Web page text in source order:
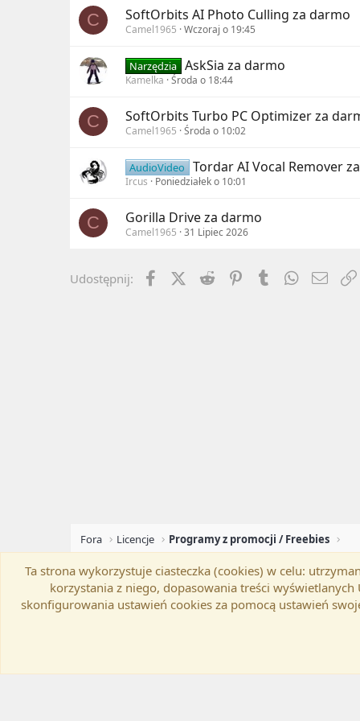
C SoftOrbits AI Photo Culling za darmo
Camel1965 Wczoraj o 19:45
Narzędzia AskSia za darmo
Kamelka Środa o 18:44
C SoftOrbits Turbo PC Optimizer za
Camel1965 Środa o 10:02
AudioVideo Tordar AI Vocal Remover
Ircus Poniedziałek o 10:01
C Gorilla Drive za darmo
Camel1965 31 Lipiec 2026
Udostępnij: FacebookX (Twitter)
Reddit PinterestTumblrWhatsApp
Email
Fora Licencje Programy z promocji / Freebies
Flat Awesome + (Parent DO NOT EDIT) Zmień
Ta strona wykorzystuje ciasteczka (cookies) w celu:
korzystania z niego, dopasowania treści
skonfigurowania ustawień cookies za pomocą ustawień